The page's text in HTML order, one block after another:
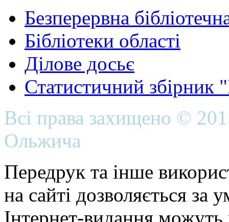
Безперервна
Бібліотеки області
Ділове досьє
Статистичний
Всі права захищено ©
Ольжича
Передрук та інше
на сайті дозволяється